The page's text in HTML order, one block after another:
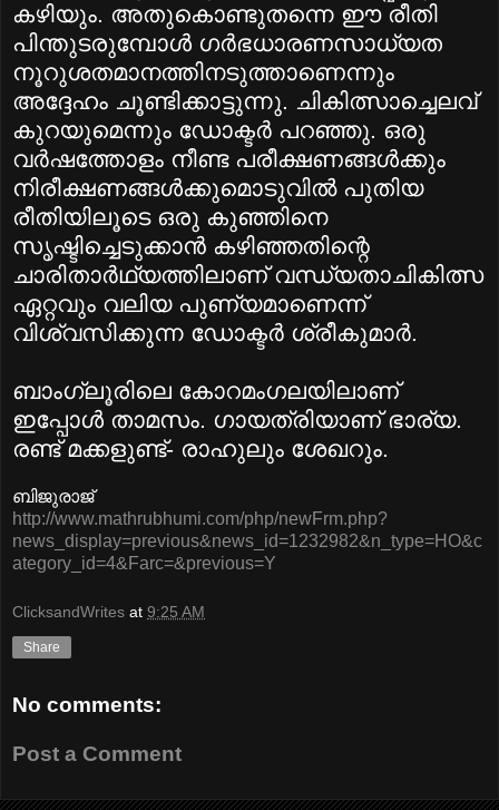
കഴിയും. അതുകൊണ്ടുതന്നെ ഈ രീതി
പിന്തുടരുമ്പോള്‍ ഗര്‍ഭധാരണസാധ്യത
നൂറുശതമാനത്തിനടുത്താണെന്നും
അദ്ദേഹം ചൂണ്ടിക്കാട്ടുന്നു. ചികിത്സാച്ചെലവ്‌
കുറയുമെന്നും ഡോക്ടര്‍ പറഞ്ഞു. ഒരു
വര്‍ഷത്തോളം നീണ്ട പരീക്ഷണങ്ങള്‍ക്കും
നിരീക്ഷണങ്ങള്‍ക്കുമൊടുവില്‍ പുതിയ
രീതിയിലൂടെ ഒരു കുഞ്ഞിനെ
സൃഷ്ടിച്ചെടുക്കാന്‍ കഴിഞ്ഞതിന്റെ
ചാരിതാര്‍ഥ്യത്തിലാണ്‌ വന്ധ്യതാചികിത്സ
ഏറ്റവും വലിയ പുണ്യമാണെന്ന്‌
വിശ്വസിക്കുന്ന ഡോക്ടര്‍ ശ്രീകുമാര്‍.
ബാംഗ്ലൂരിലെ കോറമംഗലയിലാണ്‌
ഇപ്പോള്‍ താമസം. ഗായത്രിയാണ്‌ ഭാര്യ.
രണ്ട്‌ മക്കളുണ്ട്‌- രാഹുലും ശേഖറും.
ബിജുരാജ്‌
http://www.mathrubhumi.com/php/newFrm.php?
news_display=previous&news_id=1232982&n_type=HO&c
ategory_id=4&Farc=&previous=Y
ClicksandWrites at 9:25 AM
Share
No comments:
Post a Comment